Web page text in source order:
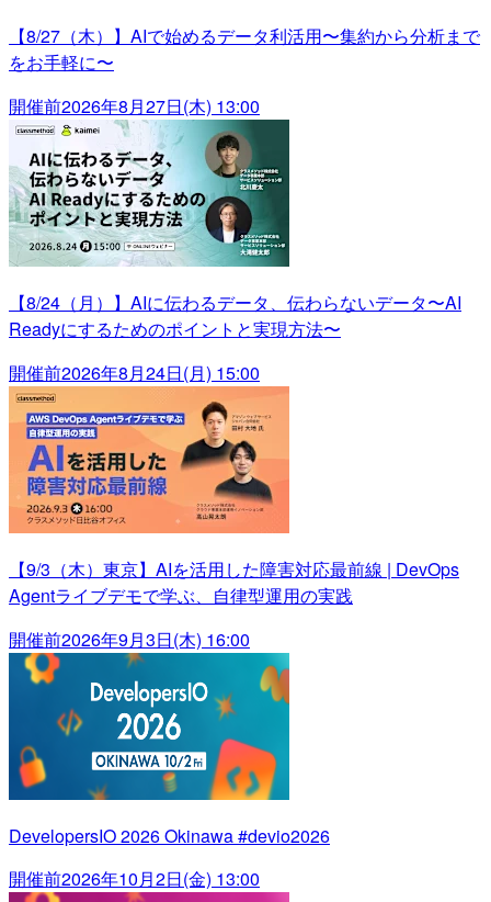
【8/27（木）】AIで始めるデータ利活用〜集約から分析まで
をお手軽に〜
開催前2026年8月27日(木) 13:00
【8/24（月）】AIに伝わるデータ、伝わらないデータ〜AI
Readyにするためのポイントと実現方法〜
開催前2026年8月24日(月) 15:00
【9/3（木）東京】AIを活用した障害対応最前線 | DevOps
Agentライブデモで学ぶ、自律型運用の実践
開催前2026年9月3日(木) 16:00
DevelopersIO 2026 Okinawa #devio2026
開催前2026年10月2日(金) 13:00